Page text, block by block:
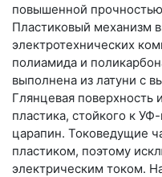
повышенной
Пластиковый механизм
электротехнических
полиамида и
выполнена из латуни с
Глянцевая поверхность
пластика, стойкого к
царапин. Токоведущие
пластиком, поэтому
электрическим током.